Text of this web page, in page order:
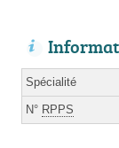
Spécialité
N° RPPS